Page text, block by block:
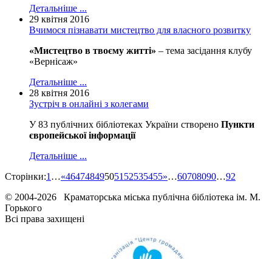
Детальніше ...
29 квітня 2016
Вчимося пізнавати мистецтво для власного розвитку
«Мистецтво в твоєму житті» – тема засідання клубу
«Вернісаж»
Детальніше ...
28 квітня 2016
Зустріч в онлайні з колегами
У 83 публічних бібліотеках України створено Пункти
європейської інформації
Детальніше ...
Сторінки:1 …«464748495051 52535455»…60708090…92
© 2004-2026 Краматорська міська публічна бібліотека ім. М.
Горького
Всі права захищені